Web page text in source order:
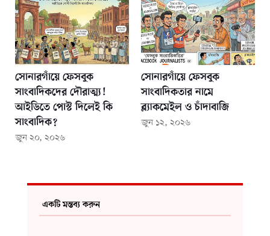
সোনারগাঁয়ে ফেসবুক
সাংবাদিকদের দৌরাত্ম্য!
আইডিতে পোস্ট দিলেই কি
সাংবাদিক?
জুন ২০, ২০২৬
সোনারগাঁয়ে ফেসবুক
সাংবাদিকতার নামে
ব্ল্যাকমেইল ও চাঁদাবাজি
জুন ১২, ২০২৬
একটি মন্তব্য করুন